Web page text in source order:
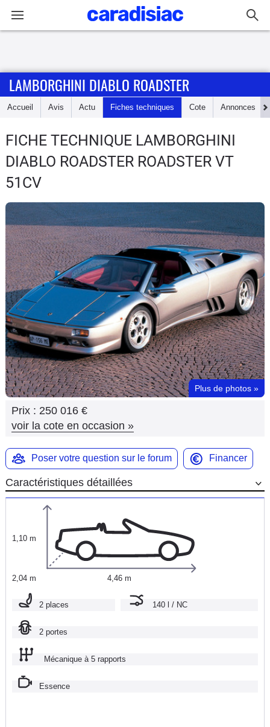
Accueil
Essais
Guide
d'achat
Electriques
Utilitaires
Flottes
Auto
Services
Forum
Moto
Marques
LAMBORGHINI DIABLO ROADSTER
Accueil Avis Actu Fiches techniques Cote Annonces
FICHE TECHNIQUE LAMBORGHINI
DIABLO ROADSTER ROADSTER VT
51CV
Plus de photos »
Prix : 250 016 €
voir la cote en occasion »
Poser votre question sur le forum Financer
Caractéristiques détaillées
1,10 m
2,04 m 4,46 m
2 places 140 l / NC
2 portes
Mécanique à 5 rapports
Essence